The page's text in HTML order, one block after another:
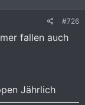
#726
fallen auch
Jährlich